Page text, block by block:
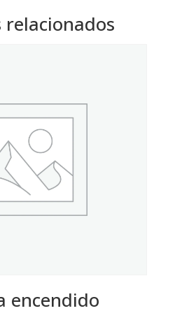
relacionados
encendido